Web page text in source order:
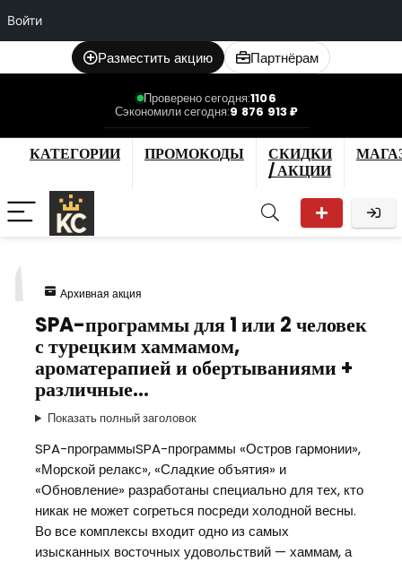
Войти
Разместить акцию Партнёрам
Проверено сегодня:1106
Сэкономили сегодня:9 876 913 ₽
КАТЕГОРИИ ПРОМОКОДЫ
СКИДКИ
/ АКЦИИ
Архивная акция
SPA-программы для 1 или 2 человек
с турецким хаммамом,
ароматерапией и обертываниями +
различные…
Показать полный заголовок
SPA-программыSPA-программы «Остров гармонии»,
«Морской релакс», «Сладкие объятия» и
«Обновление» разработаны специально для тех, кто
никак не может согреться посреди холодной весны.
Во все комплексы входит одно из самых
изысканных восточных удовольствий — хаммам, а